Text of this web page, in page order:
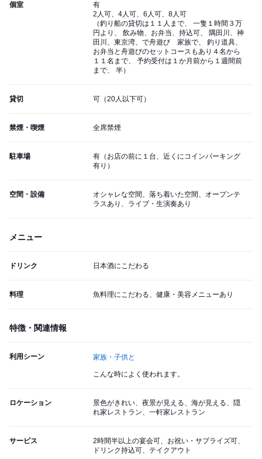
個室
有
2人可、4人可、6人可、8人可
（釣り船の貸切は１１人まで、 一隻１時間３万
円より、 飲み物、お弁当、持込可、 隅田川、神
田川、東京湾、で舟遊び 家族で、 釣り道具、
お弁当と舟遊びのセットコースもあり４名から
１１名まで、 予約受付は１か月前から１週間前
まで、 半）
貸切 可（20人以下可）
禁煙・喫煙 全席禁煙
駐車場
有（お店の前に１台、近くにコインパーキング
有り）
空間・設備
オシャレな空間、落ち着いた空間、オープンテ
ラスあり、ライブ・生演奏あり
メニュー
ドリンク 日本酒にこだわる
料理 魚料理にこだわる、健康・美容メニューあり
特徴・関連情報
利用シーン 家族・子供と
こんな時によく使われます。
ロケーション
景色がきれい、夜景が見える、海が見える、隠
れ家レストラン、一軒家レストラン
サービス
2時間半以上の宴会可、お祝い・サプライズ可、
ドリンク持込可、テイクアウト